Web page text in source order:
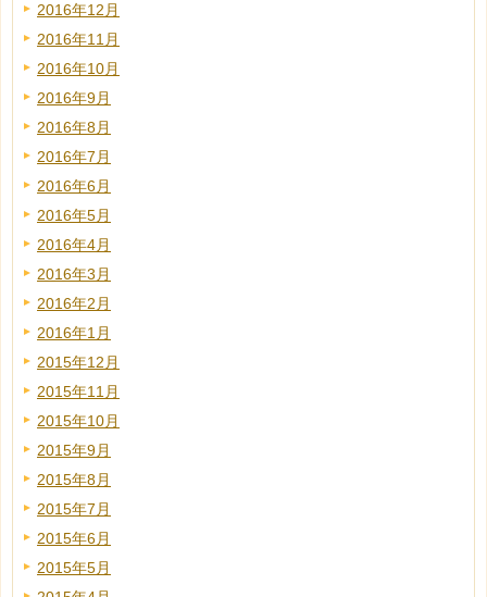
2016年12月
2016年11月
2016年10月
2016年9月
2016年8月
2016年7月
2016年6月
2016年5月
2016年4月
2016年3月
2016年2月
2016年1月
2015年12月
2015年11月
2015年10月
2015年9月
2015年8月
2015年7月
2015年6月
2015年5月